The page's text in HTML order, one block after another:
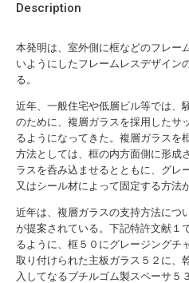
Description
本発明は、室外側に框などのフレー
いようにしたフレームレスデザイン
る。
近年、一般住宅や低層ビル等では、
のために、複層ガラスを採用したサ
るようになってきた。複層ガラスを
方法としては、框の内方面側に形成
ラスを呑み込ませるとともに、グレ
又はシール材によって固定する方法
近年は、複層ガラスの支持方法につ
が提案されている。下記特許文献１
るように、框５０にグレージングチ
取り付けられた主板ガラス５２に、
入してなるブチルゴム製スペーサ５